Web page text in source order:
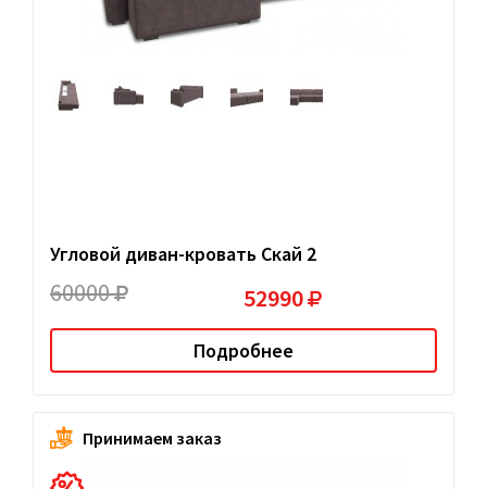
Угловой диван-кровать Скай 2
60000 52990
Подробнее
Принимаем заказ